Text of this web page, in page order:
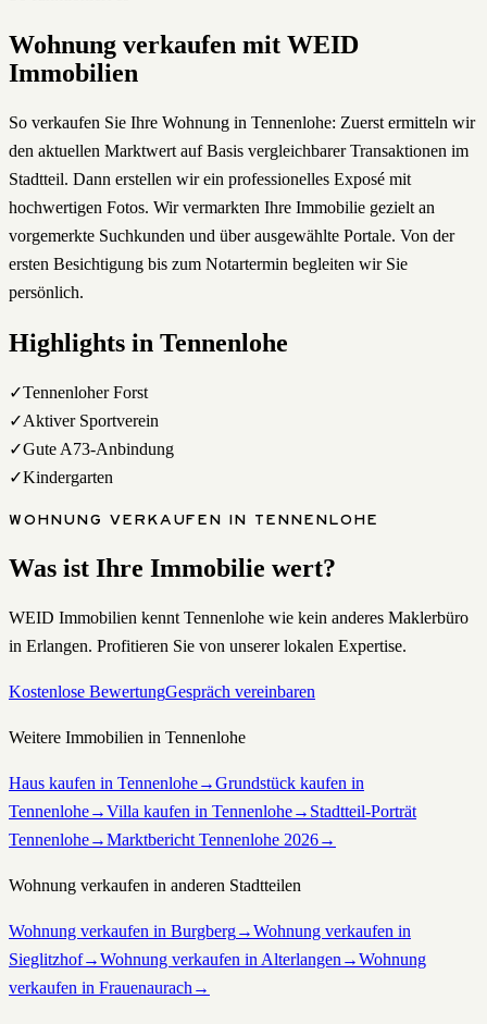
Wohnung verkaufen mit WEID
Immobilien
So verkaufen Sie Ihre Wohnung in Tennenlohe: Zuerst ermitteln wir
den aktuellen Marktwert auf Basis vergleichbarer Transaktionen im
Stadtteil. Dann erstellen wir ein professionelles Exposé mit
hochwertigen Fotos. Wir vermarkten Ihre Immobilie gezielt an
vorgemerkte Suchkunden und über ausgewählte Portale. Von der
ersten Besichtigung bis zum Notartermin begleiten wir Sie
persönlich.
Highlights in Tennenlohe
✓Tennenloher Forst
✓Aktiver Sportverein
✓Gute A73-Anbindung
✓Kindergarten
WOHNUNG VERKAUFEN IN TENNENLOHE
Was ist Ihre Immobilie wert?
WEID Immobilien kennt Tennenlohe wie kein anderes Maklerbüro
in Erlangen. Profitieren Sie von unserer lokalen Expertise.
Kostenlose BewertungGespräch vereinbaren
Weitere Immobilien in Tennenlohe
Haus kaufen in Tennenlohe→Grundstück kaufen in
Tennenlohe→Villa kaufen in Tennenlohe→ Stadtteil-Porträt
Tennenlohe→Marktbericht Tennenlohe 2026→
Wohnung verkaufen in anderen Stadtteilen
Wohnung verkaufen in Burgberg→Wohnung verkaufen in
Sieglitzhof→Wohnung verkaufen in Alterlangen →Wohnung
verkaufen in Frauenaurach →